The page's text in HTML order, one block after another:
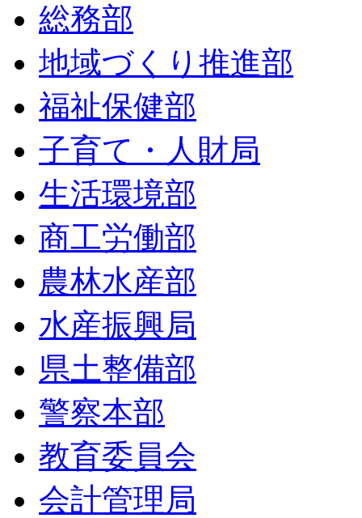
総務部
地域づくり推進部
福祉保健部
子育て・人財局
生活環境部
商工労働部
農林水産部
水産振興局
県土整備部
警察本部
教育委員会
会計管理局